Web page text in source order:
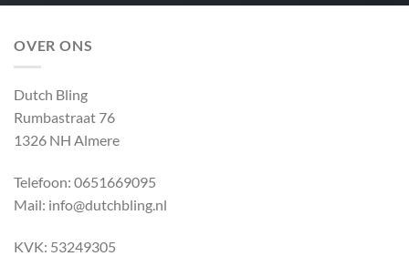
OVER ONS
Dutch Bling
Rumbastraat 76
1326 NH Almere
Telefoon: 0651669095
Mail: info@dutchbling.nl
KVK: 53249305